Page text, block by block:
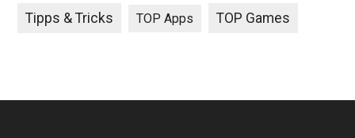
Tipps & Tricks TOP Apps TOP Games